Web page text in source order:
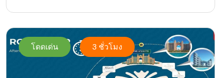
โดดเด่น 3 ชั่วโมง